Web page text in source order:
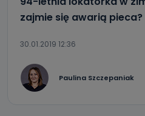
zajmie się awarią pieca?
30.01.2019 12:36
Paulina Szczepaniak